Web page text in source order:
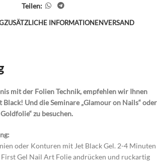
Teilen:
ZUSÄTZLICHE INFORMATIONENVERSAND
mit der Folien Technik, empfehlen wir Ihnen
Black! Und die Seminare „Glamour on Nails“ oder
zu besuchen.
oder Konturen mit Jet Black Gel. 2-4 Minuten
First Gel Nail Art Folie andrücken und ruckartig